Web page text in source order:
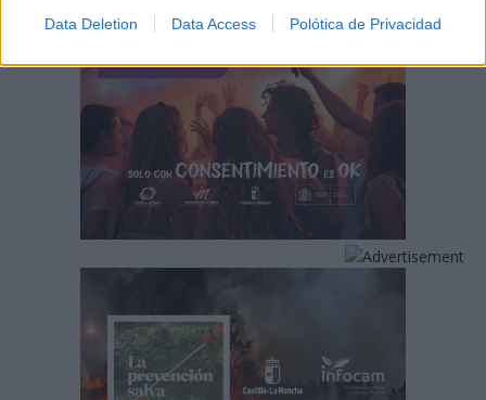
Data Deletion Data Access Polótica de Privacidad